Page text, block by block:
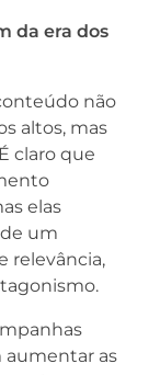
da era dos
não
altos, mas
claro que
elas
um
relevância,
aumentar as